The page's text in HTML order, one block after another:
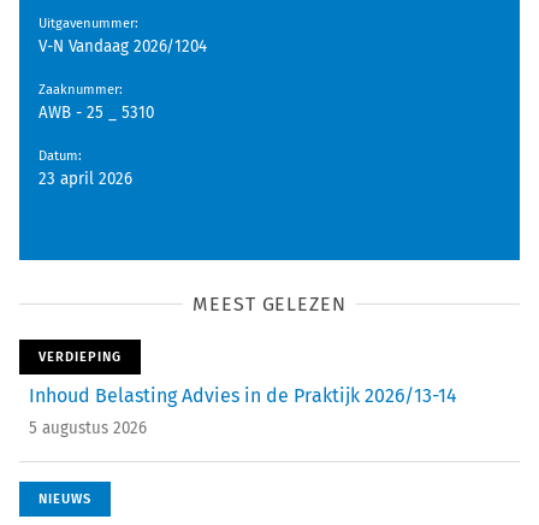
Uitgavenummer:
V-N Vandaag 2026/1204
Zaaknummer:
AWB - 25 _ 5310
Datum:
23 april 2026
MEEST GELEZEN
VERDIEPING
Inhoud Belasting Advies in de Praktijk 2026/13-14
5 augustus 2026
NIEUWS